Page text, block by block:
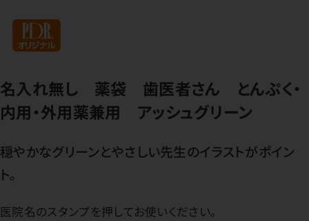
名入れ無し 薬袋 歯医者さん とんぷく・
内用・外用薬兼用 アッシュグリーン
穏やかなグリーンとやさしい先生のイラストがポイン
ト。
医院名のスタンプを押してお使いください。